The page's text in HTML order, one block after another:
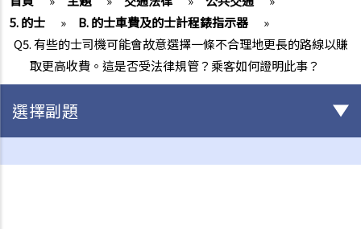
5. 的士
» B. 的士車費及的士計程錶指示器
»
Q5. 有些的士司機可能會故意選擇一條不合理地更長的路線以賺
取更高收費。這是否受法律規管？乘客如何證明此事？
選擇副題
駕駛